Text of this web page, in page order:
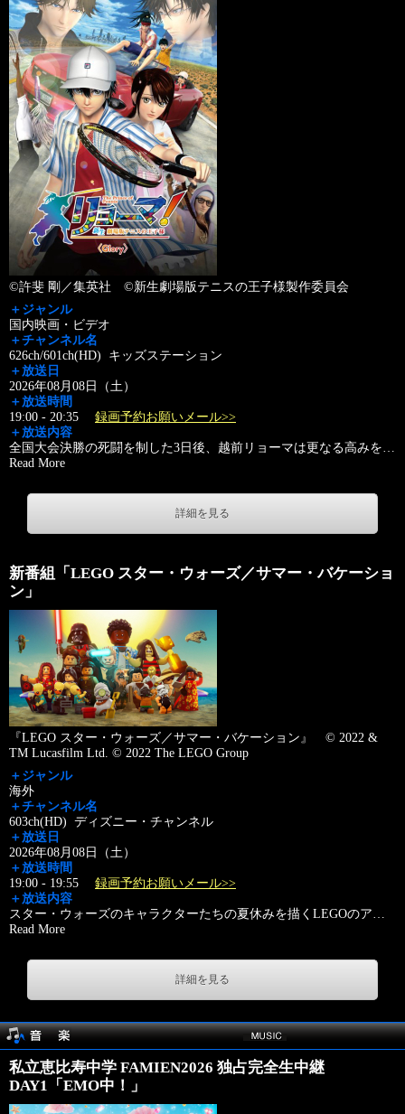
©許斐 剛／集英社 ©新生劇場版テニスの王子様製作委員会
＋ジャンル
国内映画・ビデオ
＋チャンネル名
626ch/601ch(HD) キッズステーション
＋放送日
2026年08月08日（土）
＋放送時間
19:00 - 20:35 録画予約お願いメール>>
＋放送内容
全国大会決勝の死闘を制した3日後、越前リョーマは更なる高みを…
Read More
詳細を見る
新番組「LEGO スター・ウォーズ／サマー・バケーショ
ン」
『LEGO スター・ウォーズ／サマー・バケーション』 © 2022 &
TM Lucasfilm Ltd. © 2022 The LEGO Group
＋ジャンル
海外
＋チャンネル名
603ch(HD) ディズニー・チャンネル
＋放送日
2026年08月08日（土）
＋放送時間
19:00 - 19:55 録画予約お願いメール>>
＋放送内容
スター・ウォーズのキャラクターたちの夏休みを描くLEGOのア…
Read More
詳細を見る
私立恵比寿中学 FAMIEN2026 独占完全生中継
DAY1「EMO中！」